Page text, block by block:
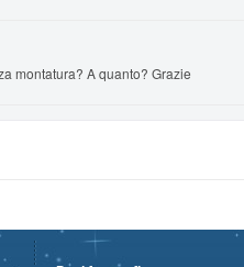
montatura? A quanto? Grazie